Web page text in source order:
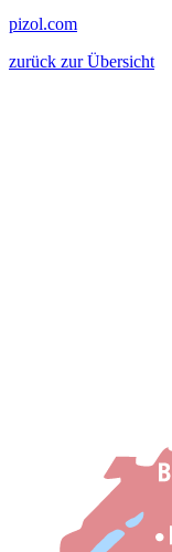
pizol.com
zurück zur Übersicht